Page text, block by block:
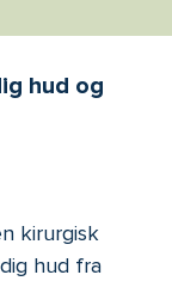
hud og
kirurgisk
hud fra